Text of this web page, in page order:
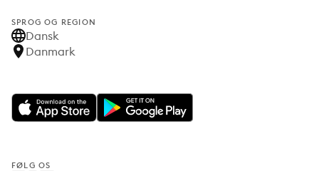
SPROG OG REGION
Dansk
Danmark
FØLG OS